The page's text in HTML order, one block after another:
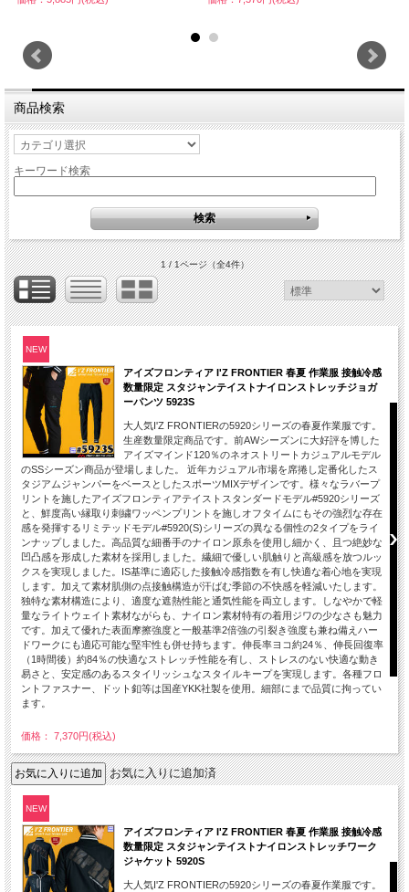
商品検索
キーワード検索
1 / 1ページ（全4件）
NEW
アイズフロンティア I'Z FRONTIER 春夏 作業服 接触冷感
数量限定 スタジャンテイストナイロンストレッチジョガ
ーパンツ 5923S
大人気I'Z FRONTIERの5920シリーズの春夏作業服です。
生産数量限定商品です。前AWシーズンに大好評を博した
アイズマインド120％のネオストリートカジュアルモデル
のSSシーズン商品が登場しました。 近年カジュアル市場を席捲し定番化したス
タジアムジャンパーをベースとしたスポーツMIXデザインです。様々なラバープ
リントを施したアイズフロンティアテイストスタンダードモデル#5920シリーズ
と、鮮度高い縁取り刺繍ワッペンプリントを施しオフタイムにもその強烈な存在
感を発揮するリミテッドモデル#5920(S)シリーズの異なる個性の2タイプをライ
ンナップしました。高品質な細番手のナイロン原糸を使用し細かく、且つ絶妙な
凹凸感を形成した素材を採用しました。繊細で優しい肌触りと高級感を放つルッ
クスを実現しました。IS基準に適応した接触冷感指数を有し快適な着心地を実現
します。加えて素材肌側の点接触構造が汗ばむ季節の不快感を軽減いたします。
独特な素材構造により、適度な遮熱性能と通気性能を両立します。しなやかで軽
量なライトウェイト素材ながらも、ナイロン素材特有の着用ジワの少なさも魅力
です。加えて優れた表面摩擦強度と一般基準2倍強の引裂き強度も兼ね備えハー
ドワークにも適応可能な堅牢性も併せ持ちます。伸長率ヨコ約24％、伸長回復率
（1時間後）約84％の快適なストレッチ性能を有し、ストレスのない快適な動き
易さと、安定感のあるスタイリッシュなスタイルキープを実現します。各種フロ
ントファスナー、ドット釦等は国産YKK社製を使用。細部にまで品質に拘ってい
ます。
価格： 7,370円(税込)
お気に入りに追加済
NEW
アイズフロンティア I'Z FRONTIER 春夏 作業服 接触冷感
数量限定 スタジャンテイストナイロンストレッチワーク
ジャケット 5920S
大人気I'Z FRONTIERの5920シリーズの春夏作業服です。